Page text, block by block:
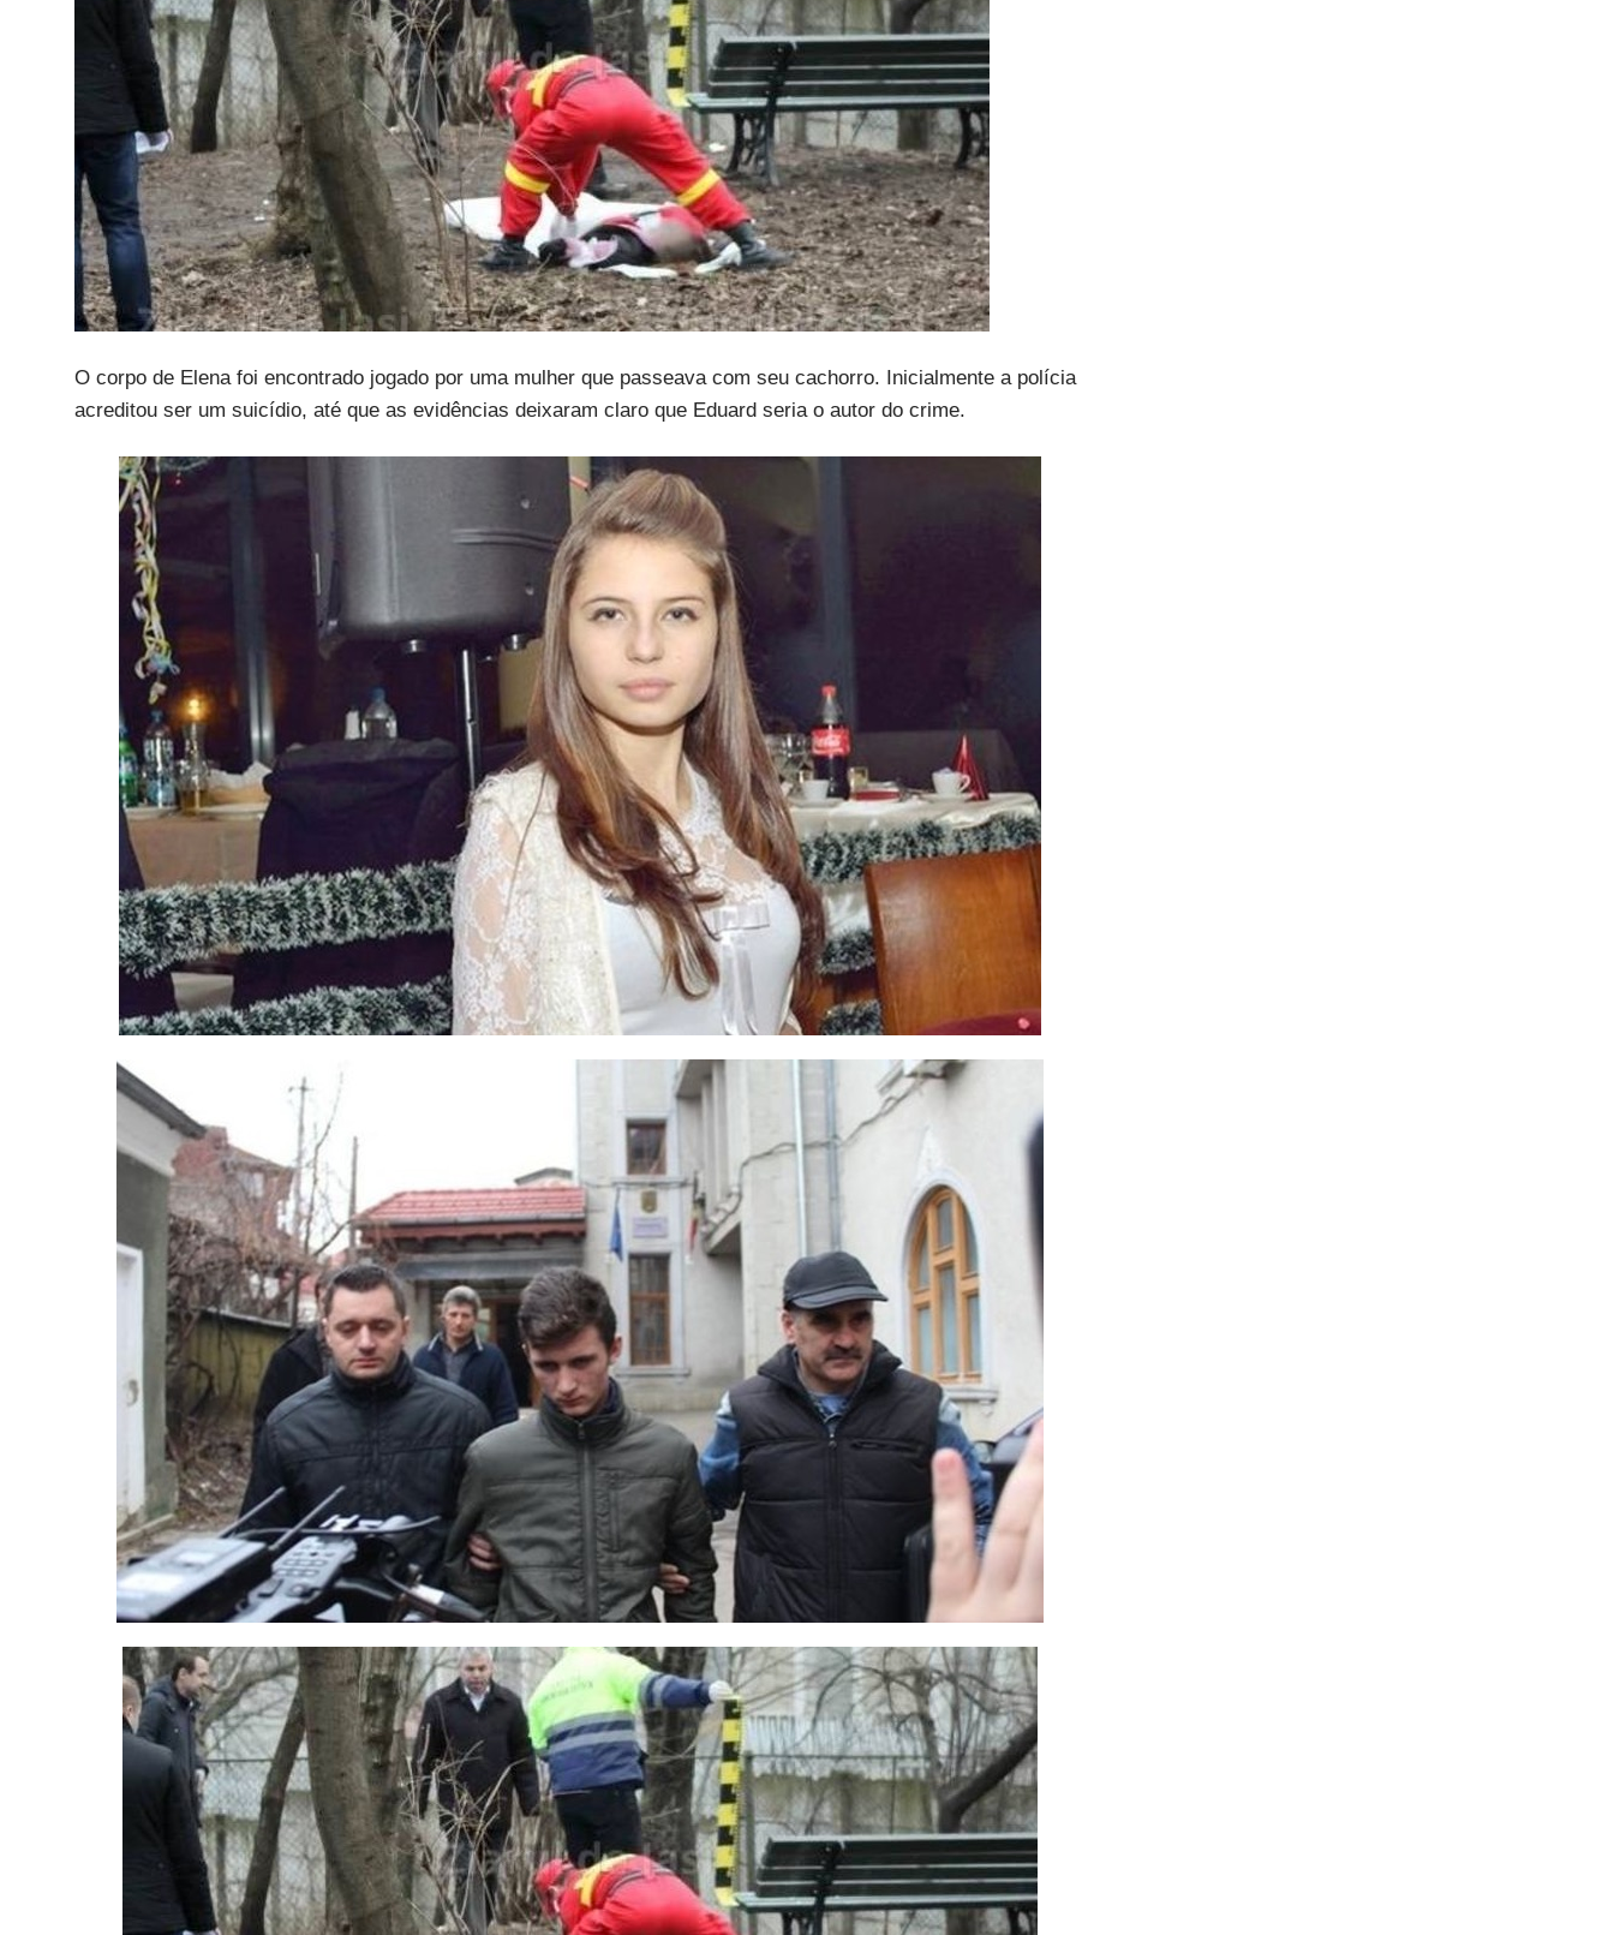
O corpo de Elena foi encontrado jogado por uma mulher que passeava com seu cachorro. Inicialmente a polícia
acreditou ser um suicídio, até que as evidências deixaram claro que Eduard seria o autor do crime.